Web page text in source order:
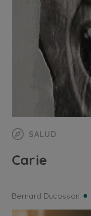
SALUD
Carie
Bernard Ducosson